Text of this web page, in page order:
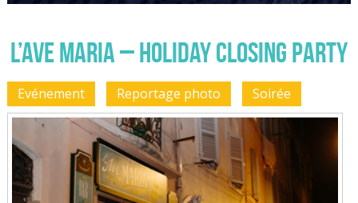
L’Ave Maria – Holiday Closing Party
Evénement Reportage photo Soirée